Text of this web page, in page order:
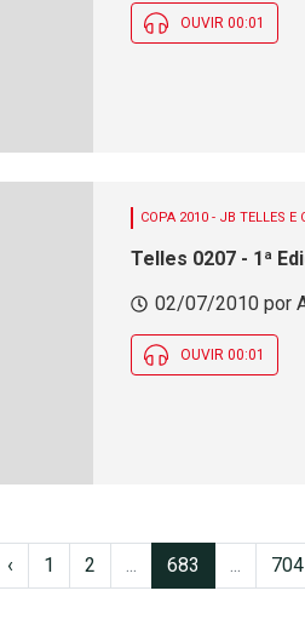
OUVIR 00:01
COPA 2010 - JB TELLES E
Telles 0207 - 1ª
02/07/2010 por
OUVIR 00:01
‹ 1 2 ... 683 ... 704